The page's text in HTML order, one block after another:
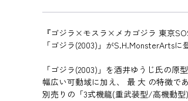
『ゴジラ×モスラ×メカゴジラ 東京
「ゴジラ(2003)」がS.H.MonsterArtsに
「ゴジラ(2003)」を酒井ゆうじ氏の原
幅広い可動域に加え、 最 大 の特徴で
別売りの「3式機龍(重武装型/高機動